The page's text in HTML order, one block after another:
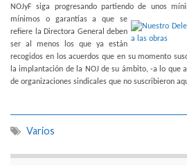
NOJyF siga progresando partiendo de unos
mínimos o garantías a que se
refiere la Directora General deben
ser al menos los que ya están
recogidos en los acuerdos que en su momento
la implantación de la NOJ de su ámbito, -a lo que
de organizaciones sindicales que no suscribieron
Varios